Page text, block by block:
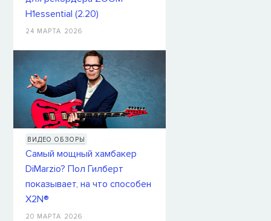
H1essential (2.20)
24 МАРТА 2026
ВИДЕО ОБЗОРЫ
Самый мощный хамбакер
DiMarzio? Пол Гилберт
показывает, на что способен
X2N®
20 МАРТА 2026